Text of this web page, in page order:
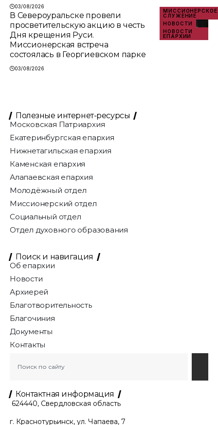
03/08/2026
МИССИОНЕРСКОЕ
СЛУЖЕНИЕ
НОВОСТИ
НОВОСТИ
ЕПАРХИИ
В Североуральске провели
просветительскую акцию в честь
Дня крещения Руси.
Миссионерская встреча
состоялась в Георгиевском парке
03/08/2026
Полезные интернет-ресурсы
Московская Патриархия
Екатеринбургская епархия
Нижнетагильская епархия
Каменская епархия
Алапаевская епархия
Молодёжный отдел
Миссионерский отдел
Социальный отдел
Отдел духовного образования
Поиск и навигация
Об епархии
Новости
Архиерей
Благотворительность
Благочиния
Документы
Контакты
Контактная информация
624440, Свердловская область
г. Краснотурьинск, ул. Чапаева, 7